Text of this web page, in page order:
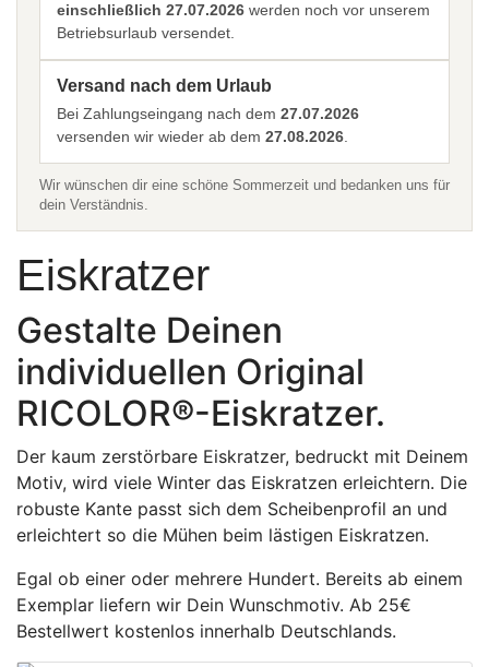
einschließlich 27.07.2026 werden noch vor unserem
Betriebsurlaub versendet.
Versand nach dem Urlaub
Bei Zahlungseingang nach dem 27.07.2026
versenden wir wieder ab dem 27.08.2026
Wir wünschen dir eine schöne Sommerzeit und bedanken uns für
dein Verständnis.
Eiskratzer
Gestalte Deinen
individuellen Original
RICOLOR®-Eiskratzer.
Der kaum zerstörbare Eiskratzer, bedruckt mit Deinem
Motiv, wird viele Winter das Eiskratzen erleichtern. Die
robuste Kante passt sich dem Scheibenprofil an und
erleichtert so die Mühen beim lästigen Eiskratzen.
Egal ob einer oder mehrere Hundert. Bereits ab einem
Exemplar liefern wir Dein Wunschmotiv. Ab 25€
Bestellwert kostenlos innerhalb Deutschlands.